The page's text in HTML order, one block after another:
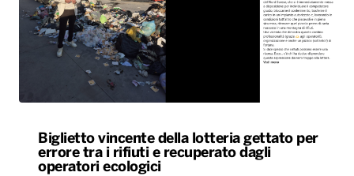
Biglietto vincente della lotteria gettato per
errore tra i rifiuti e recuperato dagli
operatori ecologici